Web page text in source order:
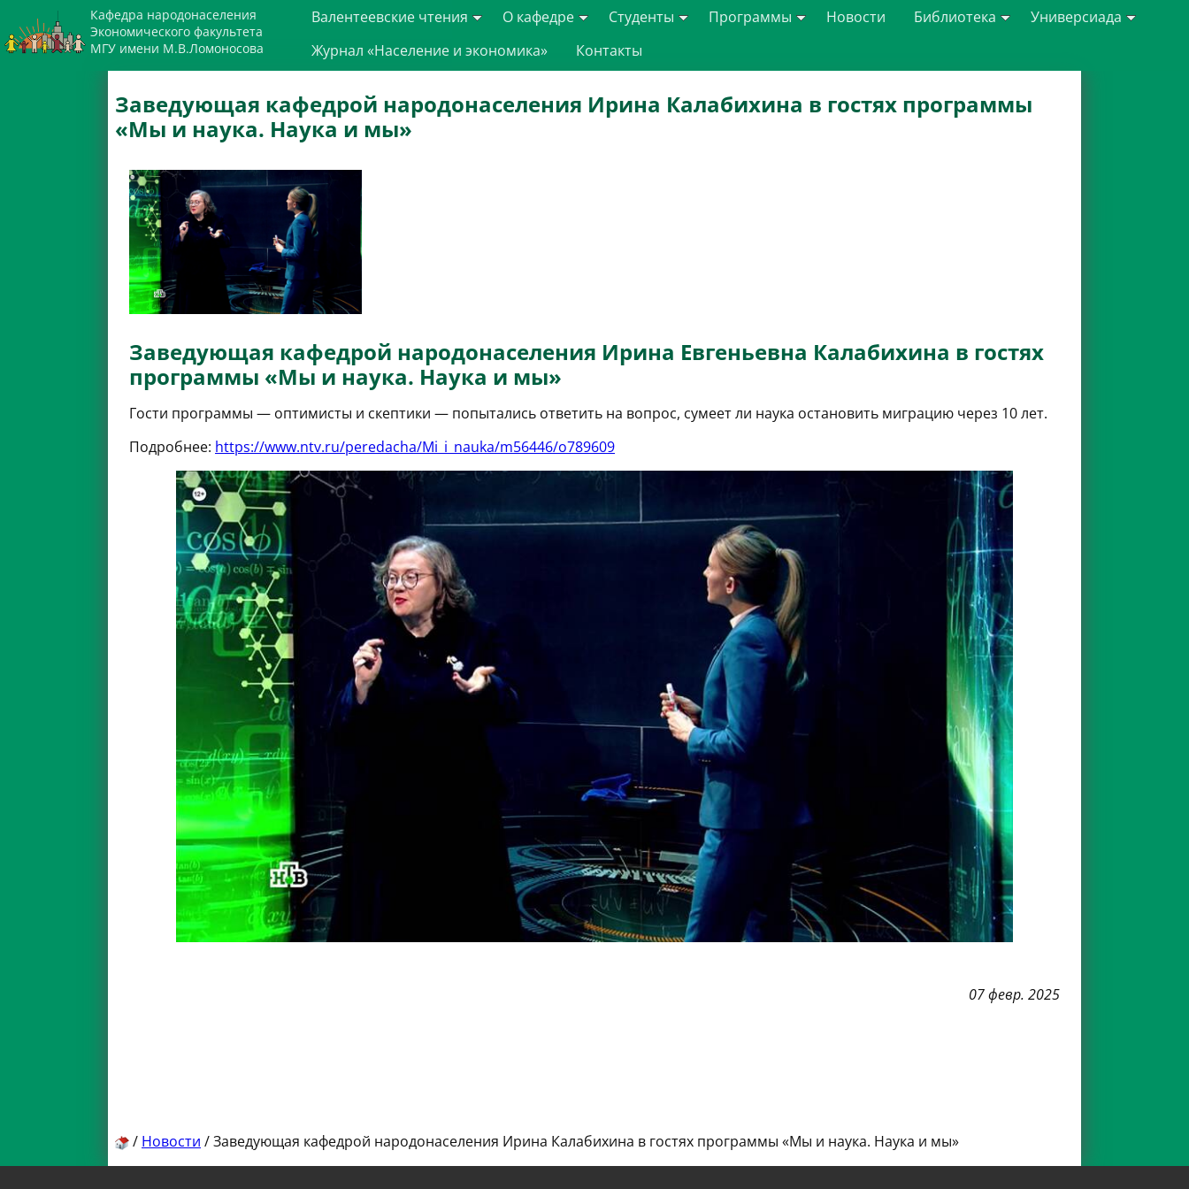
Кафедра народонаселения
Экономического факультета
МГУ имени М.В.Ломоносова
Валентеевские чтения О кафедре Студенты Программы Новости Библиотека
Универсиада
Журнал «Население и экономика»
Контакты
Заведующая кафедрой народонаселения Ирина Калабихина в гостях программы
«Мы и наука. Наука и мы»
Заведующая кафедрой народонаселения Ирина Евгеньевна Калабихина в гостях
программы «Мы и наука. Наука и мы»
Гости программы — оптимисты и скептики — попытались ответить на вопрос, сумеет ли наука остановить миграцию через 10 лет.
Подробнее: https://www.ntv.ru/peredacha/Mi_i_nauka/m56446/o789609
07 февр. 2025
/ Новости /Заведующая кафедрой народонаселения Ирина Калабихина в гостях программы «Мы и наука. Наука и мы»